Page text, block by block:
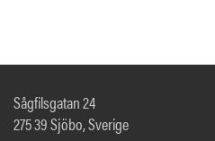
Sågfilsgatan 24
275 39 Sjöbo, Sverige